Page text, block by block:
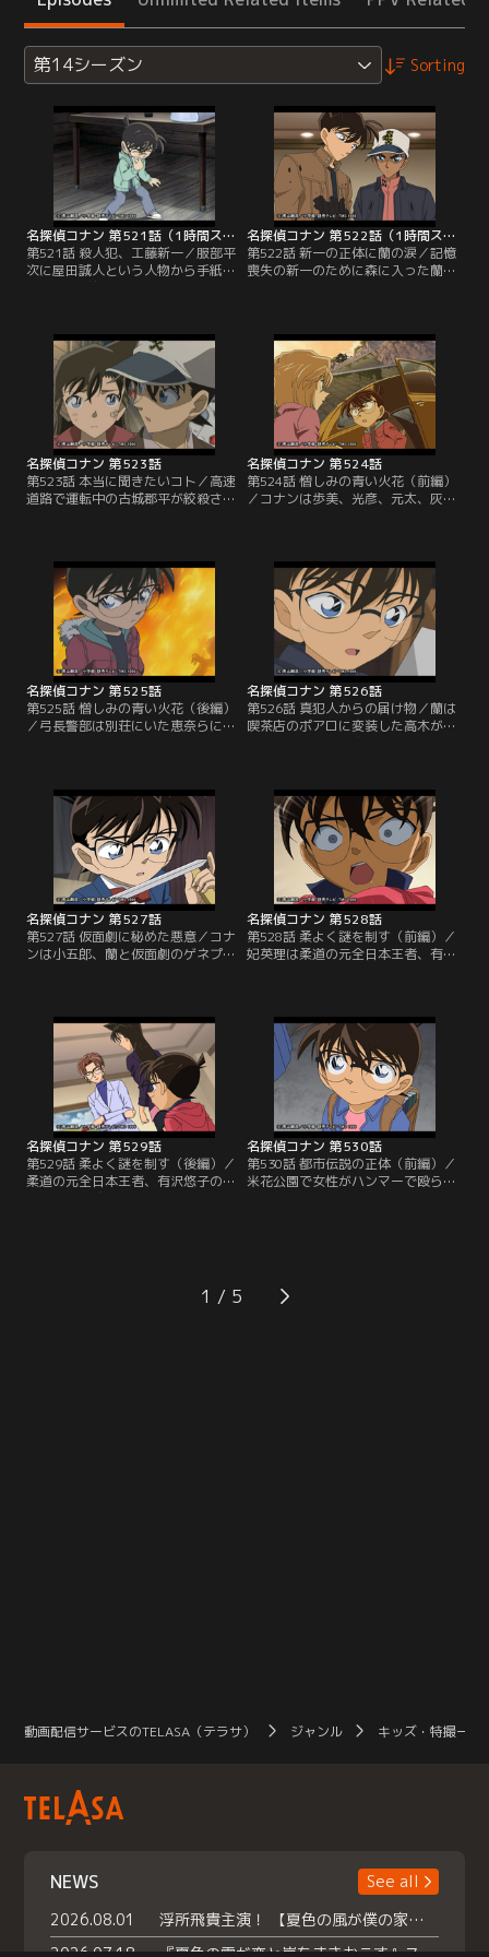
第14シーズン Sorting
名探偵コナン 第521話（1時間スペシャル）
第521話 殺人犯、工藤新一／服部平
次に屋田誠人という人物から手紙が
届く。1年前に工藤新一が解いた殺
む平次は、小五郎の車に乗り事件が
起きた東奥穂村へ向かう。風邪を引
いて咳き込むコナンを皆は心配する
が、阿笠博士にもらった風邪薬を飲
んだので心配ないと伝える。
名探偵コナン 第522話（1時間スペシャル）
第522話 新一の正体に蘭の涙／記憶
喪失の新一のために森に入った蘭
見。カツラ用の白髪を見つけ、小屋
の主が死羅神だと睨む。さらにズタ
ズタに切り裂かれた新一の写真と散
乱した鏡の破片を見つけた平次は真
相に辿り着き、皆を家に集めるよう
に伝える。
名探偵コナン 第523話
第523話 本当に聞きたいコト／高速
道路で運転中の古城郡平が絞殺され
に対抗する別チームのリーダー。下
鳥は交通事故死した古城のチームの
メンバー、彰の父親だった。新一は
平次と共に犯人とトリックを見破る
が、戻る前兆である発作に襲わ
れ…。
名探偵コナン 第524話
第524話 憎しみの青い火花（前編）
／コナンは歩美、光彦、元太、灰原
カーが通りかかり、その車を停車さ
せる。事情を説明してガソリンスタ
ンドまで乗せて欲しいと頼むが、運
転する男性は「一生、ここで待って
なよ。クソジジイ」と毒づいて走り
去ってしまう。
名探偵コナン 第525話
第525話 憎しみの青い火花（後編）
／弓長警部は別荘にいた恵奈らに事
屋に全員集まっていたと証言する。
話を聞いた弓長は仮に発火装置があ
ったとしても誰も操作できなかった
と考える。続いて弓長はガソリン入
りのポリタンクが運悪く倒れた理由
を質問する。
名探偵コナン 第526話
第526話 真犯人からの届け物／蘭は
喫茶店のポアロに変装した高木がい
に容疑がかかっている事を明かす。
杉人が行方をくらませたため、梓は
監視されていたのだ。鳥平は杉人の
上司で、凶器の狩猟用ライフルから
杉人の指紋が検出されたという。
名探偵コナン 第527話
第527話 仮面劇に秘めた悪意／コナ
ンは小五郎、蘭と仮面劇のゲネプロ
事を明かす。舞台では王子が大臣に
刺され、大臣も落雷によってベラン
ダから奈落へ転落。王は邪魔者2人
が死んで祝杯をあげるが、大臣が酒
に毒を盛っていたために毒殺されて
しまう。
名探偵コナン 第528話
第528話 柔よく謎を制す（前編）／
妃英理は柔道の元全日本王者、有沢
英理が家へ行って盗聴器や隠しカメ
ラの有無を調べる事に。英理は悠
子、コナン、蘭とホテルで食事した
後、悠子の自宅へ。到着して間もな
く、コナンは納戸で絶命した嗣郎を
発見する…。
名探偵コナン 第529話
第529話 柔よく謎を制す（後編）／
柔道の元全日本王者、有沢悠子の
夫、嗣郎が絞殺される。英理は悠子
席を立ったのはトイレに行った10分
のみ。英理、そしてコナンはどのよ
名探偵コナン 第530話
第530話 都市伝説の正体（前編）／
米花公園で女性がハンマーで殴られ
ンが高木刑事と佐藤刑事を発見。2
人はマンション3階の一室にいると
1
動画配信サービスのTELASA（テラサ） ジャンル キッズ・特撮一覧
NEWS
See all
2026.08.01
浮所飛貴主演！ 【夏色の風が僕の家にやってきた】 本日よりテラサで独占配信スタート！